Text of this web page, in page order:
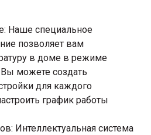
Наше специальное
позволяет вам
в доме в режиме
можете создать
для каждого
график работы
Интеллектуальная система